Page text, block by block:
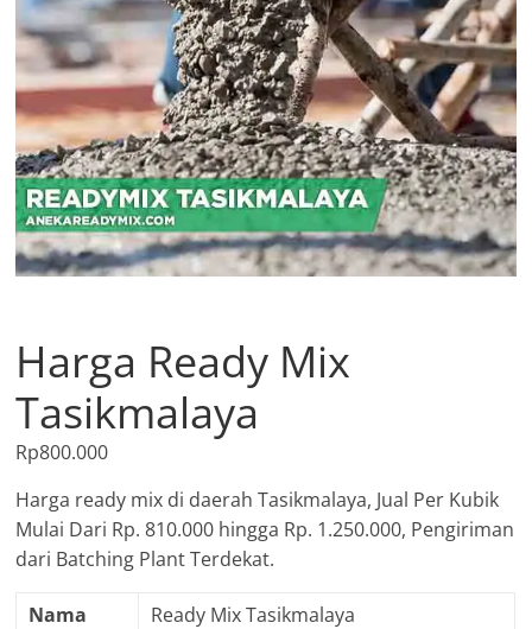
Harga Ready Mix
Tasikmalaya
Rp800.000
Harga ready mix di daerah Tasikmalaya, Jual Per Kubik
Mulai Dari Rp. 810.000 hingga Rp. 1.250.000, Pengiriman
dari Batching Plant Terdekat.
Nama
Ready Mix Tasikmalaya